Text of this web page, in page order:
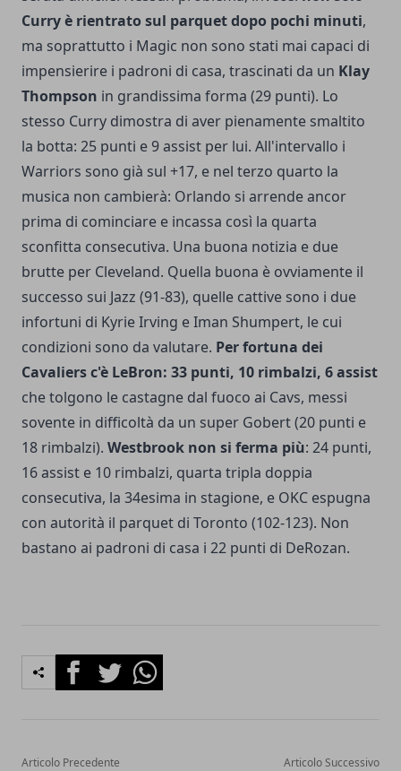
Curry è rientrato sul parquet dopo pochi minuti,
ma soprattutto i Magic non sono stati mai capaci di
impensierire i padroni di casa, trascinati da un Klay
Thompson in grandissima forma (29 punti). Lo
stesso Curry dimostra di aver pienamente smaltito
la botta: 25 punti e 9 assist per lui. All'intervallo i
Warriors sono già sul +17, e nel terzo quarto la
musica non cambierà: Orlando si arrende ancor
prima di cominciare e incassa così la quarta
sconfitta consecutiva. Una buona notizia e due
brutte per Cleveland. Quella buona è ovviamente il
successo sui Jazz (91-83), quelle cattive sono i due
infortuni di Kyrie Irving e Iman Shumpert, le cui
condizioni sono da valutare. Per fortuna dei
Cavaliers c'è LeBron: 33 punti, 10 rimbalzi, 6 assist
che tolgono le castagne dal fuoco ai Cavs, messi
sovente in difficoltà da un super Gobert (20 punti e
18 rimbalzi). Westbrook non si ferma più: 24 punti,
16 assist e 10 rimbalzi, quarta tripla doppia
consecutiva, la 34esima in stagione, e OKC espugna
con autorità il parquet di Toronto (102-123). Non
bastano ai padroni di casa i 22 punti di DeRozan.
FacebookTwitterWhatsapp
Articolo Precedente Articolo Successivo